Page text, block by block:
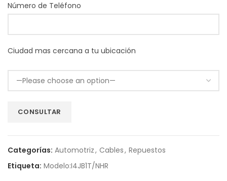
Número de Teléfono
Ciudad mas cercana a tu ubicación
Categorías: Automotriz, Cables, Repuestos
Etiqueta: Modelo:I4JB1T/NHR